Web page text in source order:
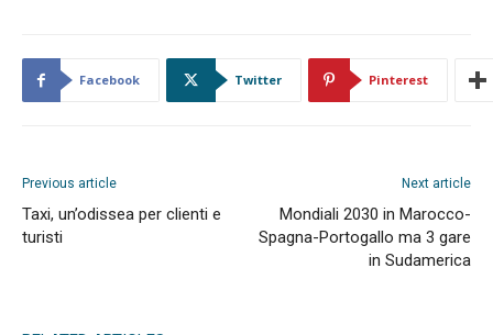
Facebook Twitter Pinterest
Previous article
Taxi, un’odissea per clienti e
turisti
Next article
Mondiali 2030 in Marocco-
Spagna-Portogallo ma 3 gare
in Sudamerica